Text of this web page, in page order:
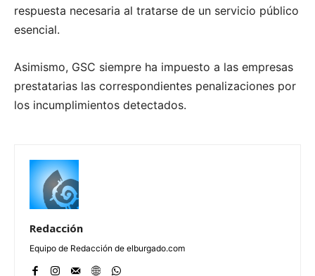
respuesta necesaria al tratarse de un servicio público
esencial.
Asimismo, GSC siempre ha impuesto a las empresas
prestatarias las correspondientes penalizaciones por
los incumplimientos detectados.
Redacción
Equipo de Redacción de elburgado.com